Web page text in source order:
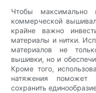
Чтобы максимально
коммерческой
крайне важно
материалы и нитки.
материалов не
вышивки, но и
Кроме того,
натяжения поможет
сохранить